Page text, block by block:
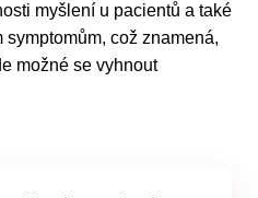
myšlení u pacientů a také
symptomům, což znamená,
možné se vyhnout